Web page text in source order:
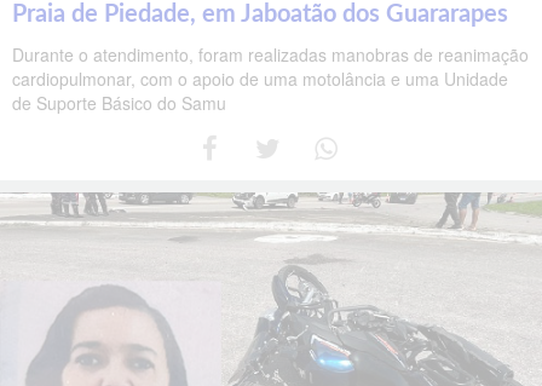
Praia de Piedade, em Jaboatão dos Guararapes
Durante o atendimento, foram realizadas manobras de reanimação
cardiopulmonar, com o apoio de uma motolância e uma Unidade
de Suporte Básico do Samu